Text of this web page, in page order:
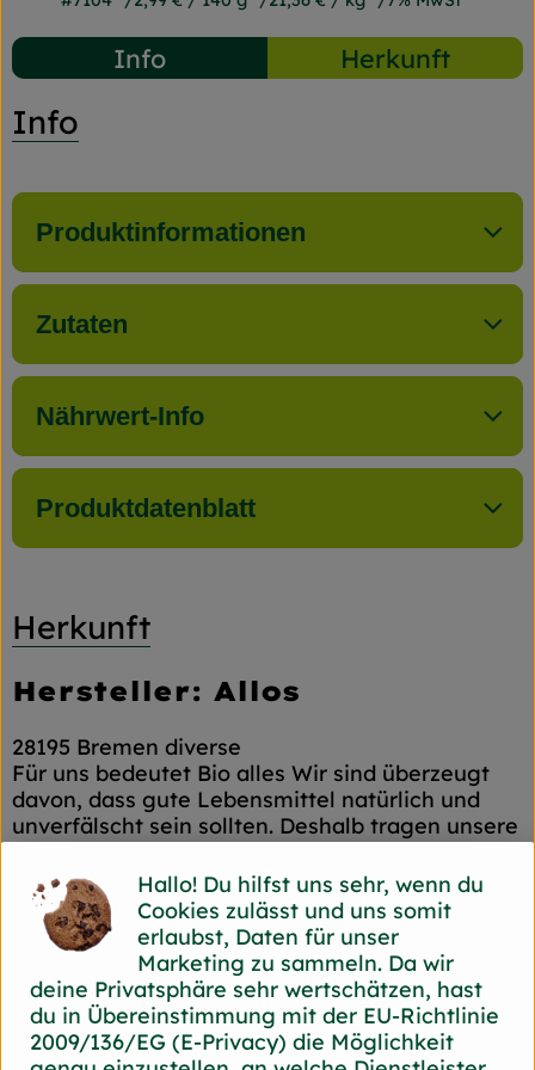
Info Herkunft
Info
Produktinformationen
Zutaten
Nährwert-Info
Produktdatenblatt
Herkunft
Hersteller: Allos
28195 Bremen diverse
Für uns bedeutet Bio alles Wir sind überzeugt
davon, dass gute Lebensmittel natürlich und
unverfälscht sein sollten. Deshalb tragen unsere
Bio weiterdenken und weiterentwickeln wollen,
setzen wir uns selbst strenge Regeln. Ein
Beispiel: In Bio-Produkten sind laut EU-
Verordnung 49 Zusatzstoffe erlaubt – in
konventionellen Produkten sogar 316. Wir
verwenden lediglich sechs. Und zwar nur solche
die in der Natur vorkommen und die als
Hilfsstoffe bei der Verarbeitung unserer
Hallo! Du hilfst uns sehr, wenn du
Cookies zulässt und uns somit
erlaubst, Daten für unser
Marketing zu sammeln. Da wir
deine Privatsphäre sehr wertschätzen, hast
du in Übereinstimmung mit der EU-Richtlinie
2009/136/EG (E-Privacy) die Möglichkeit